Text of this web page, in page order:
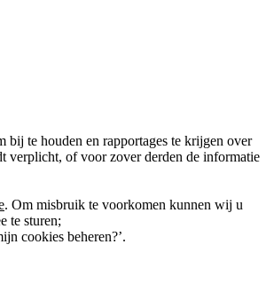
te houden en rapportages te krijgen over
verplicht, of voor zover derden de informatie
. Om misbruik te voorkomen kunnen wij u
te sturen;
cookies beheren?’.